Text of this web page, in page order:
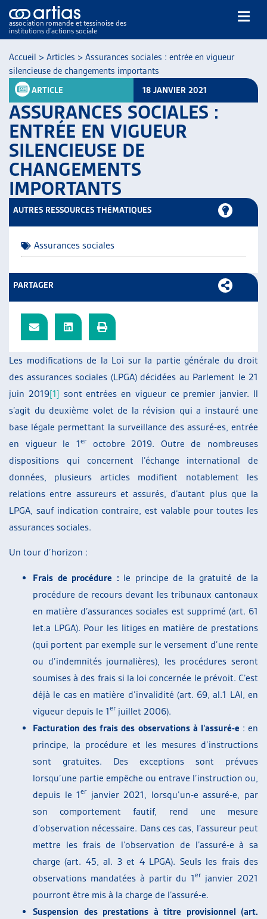
association romande et tessinoise des
institutions d’actions sociale
NOS PUBLICATIONS
ARTICLES
DOSSIERS DU MOIS
VEILLE
RESSOURCES
THÉMATIQUES
GUIDE SOCIAL ROMAND
JOURNÉES D’AUTOMNE
Accueil > Articles > Assurances sociales : entrée en vigueur
silencieuse de changements importants
ARTICLE 18 JANVIER 2021
ASSURANCES SOCIALES :
ENTRÉE EN VIGUEUR
SILENCIEUSE DE
CHANGEMENTS
IMPORTANTS
Les modifications de la Loi sur la partie générale du droit
des assurances sociales (LPGA) décidées au Parlement le 21
juin 2019[1] sont entrées en vigueur ce premier janvier. Il
s’agit du deuxième volet de la révision qui a instauré une
base légale permettant la surveillance des assuré-es, entrée
en vigueur le 1eroctobre 2019. Outre de nombreuses
dispositions qui concernent l’échange international de
données, plusieurs articles modifient notablement les
relations entre assureurs et assurés, d’autant plus que la
LPGA, sauf indication contraire, est valable pour toutes les
assurances sociales.
Un tour d’horizon :
Frais de procédure : le principe de la gratuité de la
procédure de recours devant les tribunaux cantonaux
en matière d’assurances sociales est supprimé (art. 61
let.a LPGA). Pour les litiges en matière de prestations
(qui portent par exemple sur le versement d’une rente
ou d’indemnités journalières), les procédures seront
soumises à des frais si la loi concernée le prévoit. C’est
déjà le cas en matière d’invalidité (art. 69, al.1 LAI, en
vigueur depuis le 1erjuillet 2006).
Facturation des frais des observations à l’assuré-e : en
principe, la procédure et les mesures d’instructions
sont gratuites. Des exceptions sont prévues
lorsqu’une partie empêche ou entrave l’instruction ou,
depuis le 1erjanvier 2021, lorsqu’un-e assuré-e, par
son comportement fautif, rend une mesure
d’observation nécessaire. Dans ces cas, l’assureur peut
mettre les frais de l’observation de l’assuré-e à sa
charge (art. 45, al. 3 et 4 LPGA). Seuls les frais des
observations mandatées à partir du 1erjanvier 2021
pourront être mis à la charge de l’assuré-e.
Suspension des prestations à titre provisionnel (art.
AUTRES RESSOURCES THÉMATIQUES
Assurances sociales
PARTAGER